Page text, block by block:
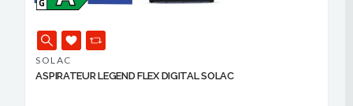
SOLAC
ASPIRATEUR LEGEND FLEX DIGITAL SOLAC